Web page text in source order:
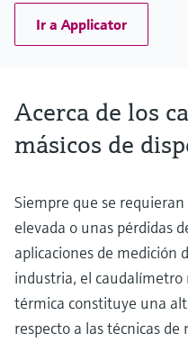
Ir a Applicator
Acerca de los
másicos de
Siempre que se
elevada o unas pérdidas
aplicaciones de medición
industria, el caudalímetro
térmica constituye una
respecto a las técnicas